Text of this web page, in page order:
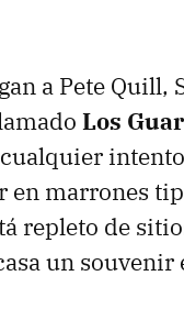
a Pete
Los
en marrones
repleto de
un